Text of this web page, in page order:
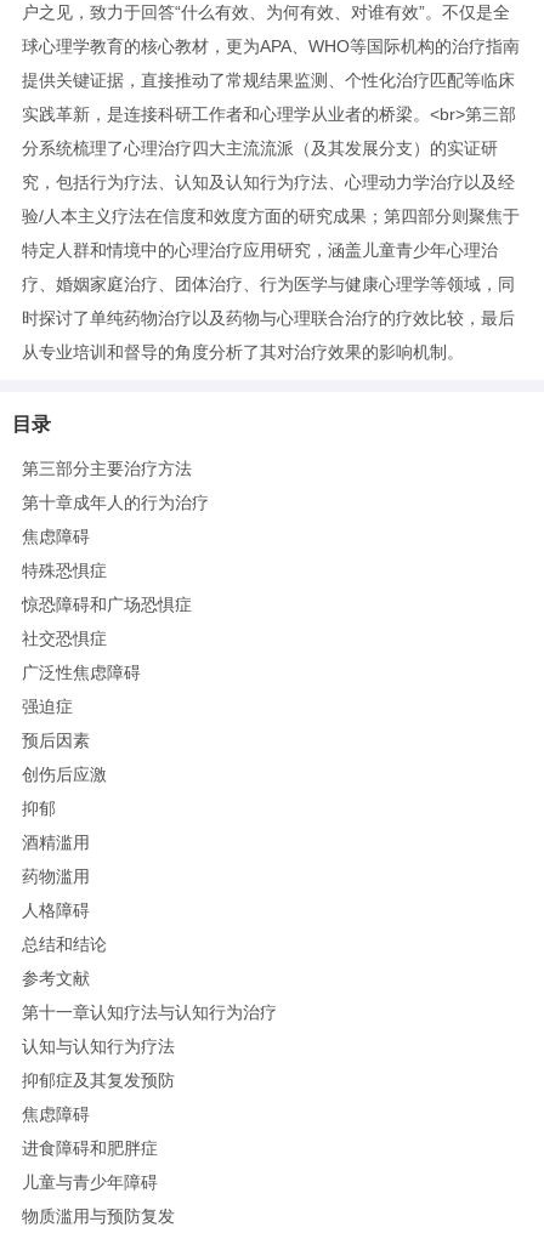
户之见，致力于回答“什么有效、为何有效、对谁有效”。不仅是全
球心理学教育的核心教材，更为APA、WHO等国际机构的治疗指南
提供关键证据，直接推动了常规结果监测、个性化治疗匹配等临床
实践革新，是连接科研工作者和心理学从业者的桥梁。<br>第三部
分系统梳理了心理治疗四大主流流派（及其发展分支）的实证研
究，包括行为疗法、认知及认知行为疗法、心理动力学治疗以及经
验/人本主义疗法在信度和效度方面的研究成果；第四部分则聚焦于
特定人群和情境中的心理治疗应用研究，涵盖儿童青少年心理治
疗、婚姻家庭治疗、团体治疗、行为医学与健康心理学等领域，同
时探讨了单纯药物治疗以及药物与心理联合治疗的疗效比较，最后
从专业培训和督导的角度分析了其对治疗效果的影响机制。
目录
第三部分主要治疗方法
第十章成年人的行为治疗
焦虑障碍
特殊恐惧症
惊恐障碍和广场恐惧症
社交恐惧症
广泛性焦虑障碍
强迫症
预后因素
创伤后应激
抑郁
酒精滥用
药物滥用
人格障碍
总结和结论
参考文献
第十一章认知疗法与认知行为治疗
认知与认知行为疗法
抑郁症及其复发预防
焦虑障碍
进食障碍和肥胖症
儿童与青少年障碍
物质滥用与预防复发